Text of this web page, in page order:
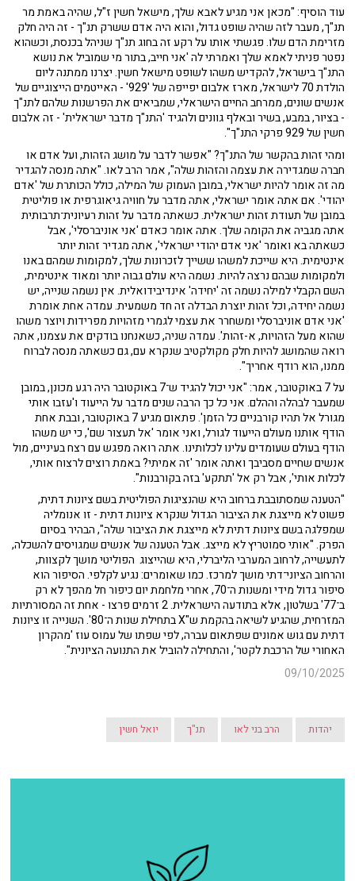
עוד הוסיף: "מכאן אני מגיע לאבא שלך, מישאל חשין ז"ל, שהיה באמת מר
תנ"ך, מעבר לזה שהיה שופט גדול, והוא היה אדם ששרק תנ"ך - זה היה חלק
מזרימת הדם שלו. פגשתי אותו על רקע זה בחוג תנ"ך שניהל בכנסת, וכשהוא
נפטר פניתי לאמא שלך ואמרתי לה 'אני חייב, בתור מי שמוביל את נושא
התנ"ך בישראל, להקדיש משהו לשופט מישאל חשין. יצרנו ממתנה ליום
הולדת 70 לישראל, מארז אלבום יפייפה של '929' - האייטמים הייצוגיים של
אנשים שונים, ממרחב החיים הישראלי, שמביאים את הפרשנות שלהם לתנ"ך
- בציור, במבע, בשיר ובאלף גוונים ולהגיד 'התנ"ך מדבר ישראלית' - זה אלבום
חשין של 929 פרקי התנ"ך".
ומהי זהות בהקשר של התנ"ך? "אפשר לדבר על מושג הזהות, ועל אדם או
חברה שמגדירה את עצמה והזהות שלה", אמר הרב לאו. "אתה מנסה להגדיר
מה זה אומר להיות ישראלי, במובן העמוק של המילה, כולל הכותרת של 'אדם
יהודי'. אם אתה אומר ישראלי, אתה מדבר על חוויה גיאוגרפית או פוליטית
במובן של תעודת זהות ישראלית. כשאתה מדבר על זהות רעיונית־תרבותית
אתה מגביה את הקומה שלך. אתה אומר כאדם 'אני אוניברסלי', אבל
כשאתה בא ואומר 'אני אדם יהודי ישראלי', אתה מגדיר זהות יותר
אינטימית. היא שייכת למשהו ששייך לזכרונות שלך, למקומות שמהם באנו
ולמקומות שבהם נרצה להיות. נשמה היא עולם גבוה יותר ומאוד אינטימית,
השם הקבלי למילה נשמה זה 'יחידה' אינדיבידואלית. אין נשמה שנייה, יש
נשמה יחידה, וכל זהות יוצרת הבדלה זה חד משמעית. עמדה אחת אומרת
'אני אדם אוניברסלי ומשחרר את עצמי לגמרי מזהויות מפרידות ויוצר משהו
שהוא מעל הזהויות, א-זהות'. עמדה שניה, כשאנחנו בודקים את עצמנו, אתה
רואה שהמושג להיות חלק מקולקטיב שנקרא עם, גם כשאתה מנסה לברוח
ממנו, הוא רודף אחריך".
על 7 באוקטובר, אמר: "אני יכול להגיד ש־7 באוקטובר היה רגע מכונן, במובן
שמעבר לבהלה וההלם. אני כל כך הרבה שנים מדבר על הייעוד ו'עזבו אותי
מגורל אל תהיו קורבניים כל הזמן'. פתאום מגיע 7 באוקטובר, ובבת אחת
הודף אותנו מעולם הייעוד לגורל, ואני אומר 'אל תעצור שם', כי יש משהו
הודף בעולם שעומדים עלינו לכלותינו. אתה רואה מפגש עם רצח בעיניים, מול
אנשים שחיים מסביבך ואתה אומר 'זה אמיתי? באמת רוצים לרצוח אותי,
לכלות אותי', אבל רק אל 'תתקע' בזה בקורבנות".
"הטענה שמסתובבת ברחוב היא שהנציגות הפוליטית בשם ציונות דתית,
פשוט לא מייצגת את הציבור הגדול שנקרא ציונות דתית - זו אנומליה
שמפלגה בשם ציונות דתית לא מייצגת את הציבור שלה", הבהיר בסיום
הפרק. "אותי סמוטריץ לא מייצג. אבל הטענה של אנשים שמגויסים להשכלה,
לתעשייה, לרחוב המערבי הליברלי, היא שהייצוג הפוליטי מושך לקצוות,
והרחוב הציוני־דתי מושך למרכז. כמו שאומרים: נגיע לקלפי. הסיפור הוא
סיפור גדול מידי ומשנות ה־70, אחרי מלחמת יום כיפור חל מהפך לא רק
ב־77' בשלטון, אלא בתודעה הישראלית. 2 זרמים פרצו - אחת זה המסורתיות
המזרחית, שהגיע לשיאה בהקמת ש"X בתחילת שנות ה־80'. השנייה זו ציונות
דתית עם גוש אמונים שפתאום עברה, לפי שפתו של עמוס עוז 'מהקרון
האחורי של הרכבת לקטר', והתחילה להוביל את התנועה הציונית".
09/10/2025
יהדות הרב בני לאו תנ"ך יואל חשין